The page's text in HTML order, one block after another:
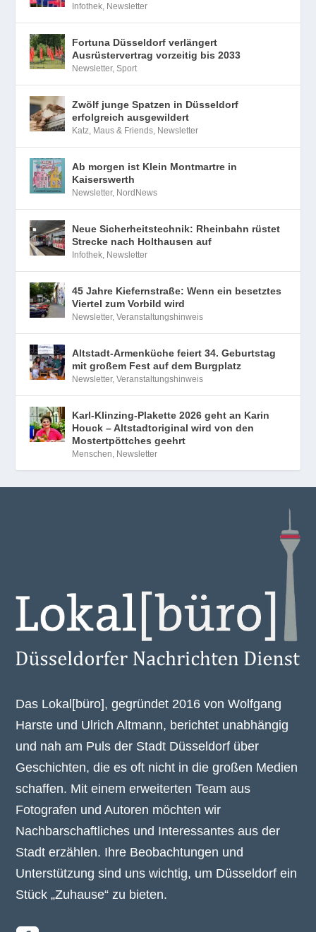
Infothek, Newsletter
Fortuna Düsseldorf verlängert
Ausrüstervertrag vorzeitig bis 2033
Newsletter,Sport
Zwölf junge Spatzen in Düsseldorf
erfolgreich ausgewildert
Katz, Maus & Friends, Newsletter
Ab morgen ist Klein Montmartre in
Kaiserswerth
Newsletter, NordNews
Neue Sicherheitstechnik: Rheinbahn rüstet
Strecke nach Holthausen auf
Infothek, Newsletter
45 Jahre Kiefernstraße: Wenn ein besetztes
Viertel zum Vorbild wird
Newsletter,Veranstaltungshinweis
Altstadt-Armenküche feiert 34. Geburtstag
mit großem Fest auf dem Burgplatz
Newsletter,Veranstaltungshinweis
Karl-Klinzing-Plakette 2026 geht an Karin
Houck – Altstadtoriginal wird von den
Mostertpöttches geehrt
Menschen, Newsletter
Das Lokal[büro], gegründet 2016 von Wolfgang
Harste und Ulrich Altmann, berichtet unabhängig
und nah am Puls der Stadt Düsseldorf über
Geschichten, die es oft nicht in die großen Medien
schaffen. Mit einem erweiterten Team aus
Fotografen und Autoren möchten wir
Nachbarschaftliches und Interessantes aus der
Stadt erzählen. Ihre Beobachtungen und
Unterstützung sind uns wichtig, um Düsseldorf ein
Stück „Zuhause“ zu bieten.